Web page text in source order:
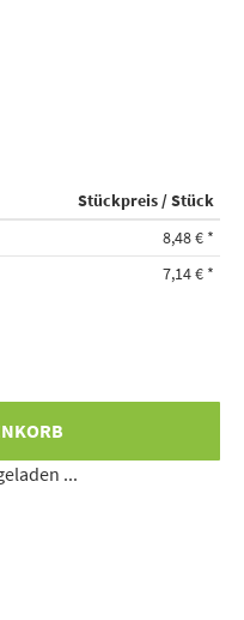
Stückpreis / Stück
8,48 € *
7,14 € *
...